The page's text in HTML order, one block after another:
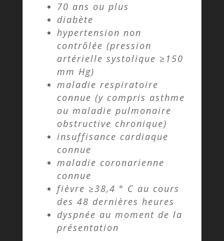
70 ans ou plus
diabète
hypertension non
contrôlée (pression
artérielle systolique ≥150
mm Hg)
maladie respiratoire
connue (y compris asthme
ou maladie pulmonaire
obstructive chronique)
insuffisance cardiaque
connue
maladie coronarienne
connue
fièvre ≥38,4 ° C au cours
des 48 dernières heures
dyspnée au moment de la
présentation